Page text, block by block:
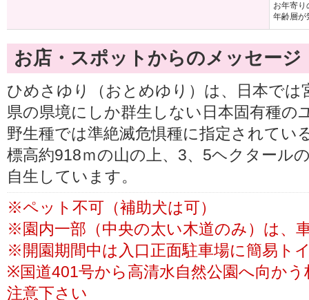
お年寄り
年齢層が
お店・スポットからのメッセージ
ひめさゆり（おとめゆり）は、日本では
県の県境にしか群生しない日本固有種の
野生種では準絶滅危惧種に指定されてい
標高約918ｍの山の上、3、5ヘクタール
自生しています。
※ペット不可（補助犬は可）
※園内一部（中央の太い木道のみ）は、
※開園期間中は入口正面駐車場に簡易ト
※国道401号から高清水自然公園へ向か
注意下さい